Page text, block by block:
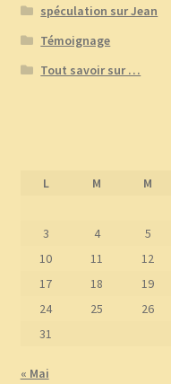
spéculation sur Jean
Témoignage
Tout savoir sur …
L M M
3
4 5
10
11 12
17
18 19
24
25 26
31
« Mai